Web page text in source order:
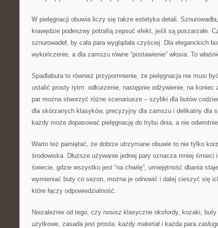
W pielęgnacji obuwia liczy się także estetyka detali.
krawędzie podeszwy potrafią zepsuć efekt, jeśli są poszarzałe.
sznurowadeł, by cała para wyglądała czyściej. Dla eleganckich
wykończenie, a dla zamszu równe “postawienie” włosia. To
Spadlabuta to również przypomnienie, że pielęgnacja nie musi
ustalić prosty rytm: odkurzenie, następnie odżywienie, na koniec
par można stworzyć różne scenariusze – szybki dla butów
dla skórzanych klasyków, precyzyjny dla zamszu i delikatny dla
każdy może dopasować pielęgnację do trybu dnia, a nie
Warto też pamiętać, że dobrze utrzymane obuwie to nie tylko
środowiska. Dłuższe używanie jednej pary oznacza mniej
świecie, gdzie wszystko jest “na chwilę”, umiejętność dbania
wymieniać buty co sezon, można je odnowić i dalej cieszyć się
które łączy odpowiedzialność.
Niezależnie od tego, czy nosisz klasyczne oksfordy, kozaki,
użytkowe, zasada jest prosta: każdy materiał i każda para